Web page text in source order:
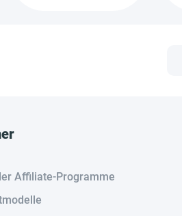
Affiliate-Programme